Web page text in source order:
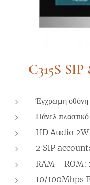
C315S
Έγχρωμη
Πάνελ πλαστικό
HD Audio 2W
2 SIP
RAM - ROM:
10/100Mbps